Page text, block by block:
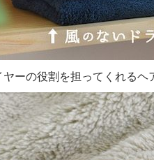
ーの役割を担ってくれる